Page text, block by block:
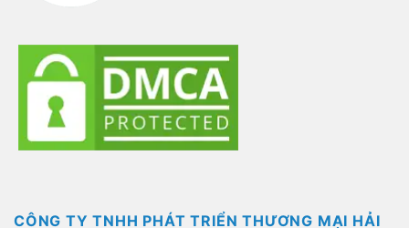
CÔNG TY TNHH PHÁT TRIỂN THƯƠNG MẠI HẢI